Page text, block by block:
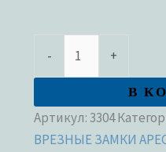
- +
В
Артикул:3304
ВРЕЗНЫЕ ЗАМКИ